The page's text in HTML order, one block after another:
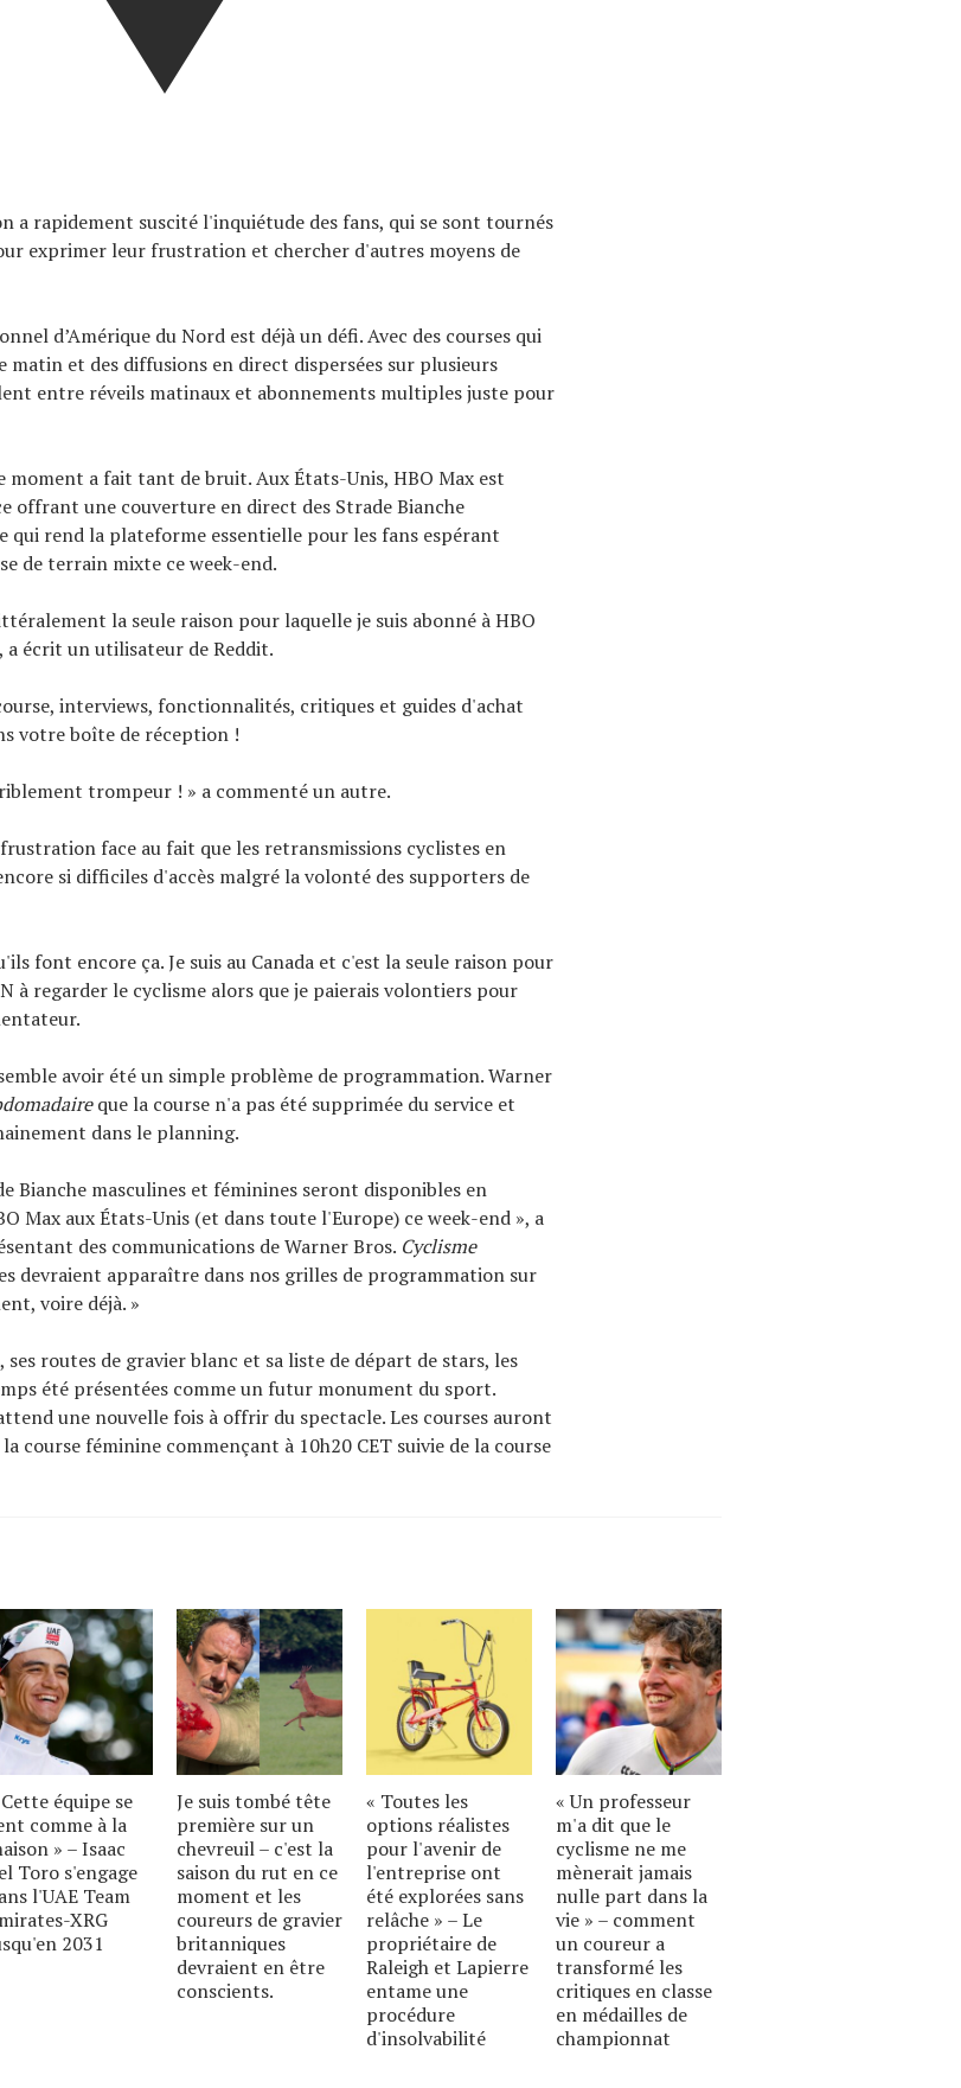
a rapidement suscité l'inquiétude des fans, qui se sont tournés
exprimer leur frustration et chercher d'autres moyens de
d’Amérique du Nord est déjà un défi. Avec des courses qui
et des diffusions en direct dispersées sur plusieurs
entre réveils matinaux et abonnements multiples juste pour
moment a fait tant de bruit. Aux États-Unis, HBO Max est
offrant une couverture en direct des Strade Bianche
qui rend la plateforme essentielle pour les fans espérant
de terrain mixte ce week-end.
la seule raison pour laquelle je suis abonné à HBO
écrit un utilisateur de Reddit.
interviews, fonctionnalités, critiques et guides d'achat
votre boîte de réception !
trompeur ! » a commenté un autre.
face au fait que les retransmissions cyclistes en
si difficiles d'accès malgré la volonté des supporters de
font encore ça. Je suis au Canada et c'est la seule raison pour
à regarder le cyclisme alors que je paierais volontiers pour
avoir été un simple problème de programmation. Warner
que la course n'a pas été supprimée du service et
dans le planning.
Bianche masculines et féminines seront disponibles en
Max aux États-Unis (et dans toute l'Europe) ce week-end », a
des communications de Warner Bros. Cyclisme
devraient apparaître dans nos grilles de programmation sur
voire déjà. »
ses routes de gravier blanc et sa liste de départ de stars, les
été présentées comme un futur monument du sport.
une nouvelle fois à offrir du spectacle. Les courses auront
course féminine commençant à 10h20 CET suivie de la course
équipe se
comme à la
» – Isaac
Toro s'engage
l'UAE Team
XRG
2031
Je suis tombé tête
première sur un
chevreuil – c'est la
saison du rut en ce
moment et les
coureurs de gravier
britanniques
devraient en être
conscients.
« Toutes les
options réalistes
pour l'avenir de
l'entreprise ont
été explorées sans
relâche » – Le
propriétaire de
Raleigh et Lapierre
entame une
procédure
d'insolvabilité
« Un professeur
m'a dit que le
cyclisme ne me
mènerait jamais
nulle part dans la
vie » – comment
un coureur a
transformé les
critiques en classe
en médailles de
championnat